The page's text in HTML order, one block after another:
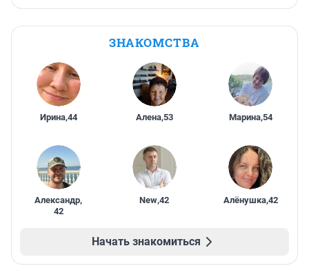
ЗНАКОМСТВА
Ирина,44 Алена,53 Марина,54
Александр,
42
New,42 Алёнушка,42
Начать знакомиться